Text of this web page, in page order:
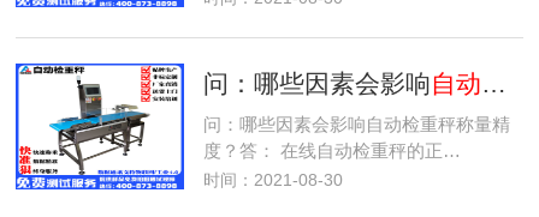
问：哪些因素会影响自动检重秤
问：哪些因素会影响自动检重秤称量精
度？答： 在线自动检重秤的正…
时间：2021-08-30